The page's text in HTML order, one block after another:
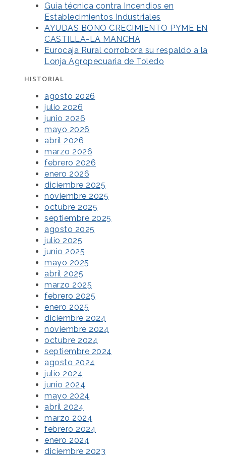
Guía técnica contra Incendios en
Establecimientos Industriales
AYUDAS BONO CRECIMIENTO PYME EN
CASTILLA-LA MANCHA
Eurocaja Rural corrobora su respaldo a la
Lonja Agropecuaria de Toledo
HISTORIAL
agosto 2026
julio 2026
junio 2026
mayo 2026
abril 2026
marzo 2026
febrero 2026
enero 2026
diciembre 2025
noviembre 2025
octubre 2025
septiembre 2025
agosto 2025
julio 2025
junio 2025
mayo 2025
abril 2025
marzo 2025
febrero 2025
enero 2025
diciembre 2024
noviembre 2024
octubre 2024
septiembre 2024
agosto 2024
julio 2024
junio 2024
mayo 2024
abril 2024
marzo 2024
febrero 2024
enero 2024
diciembre 2023